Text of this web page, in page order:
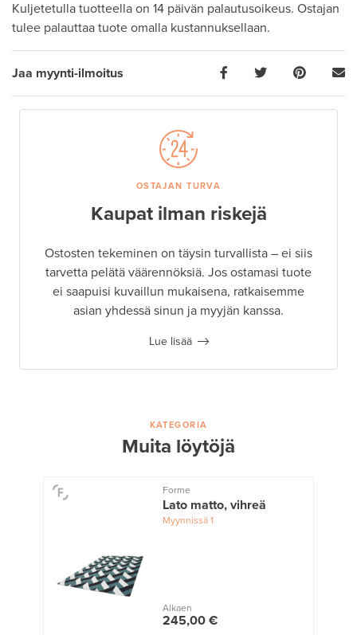
Kuljetetulla tuotteella on 14 päivän palautusoikeus. Ostajan
tulee palauttaa tuote omalla kustannuksellaan.
Jaa myynti-ilmoitus
OSTAJAN TURVA
Kaupat ilman riskejä
Ostosten tekeminen on täysin turvallista – ei siis
tarvetta pelätä väärennöksiä. Jos ostamasi tuote
ei saapuisi kuvaillun mukaisena, ratkaisemme
asian yhdessä sinun ja myyjän kanssa.
Lue lisää
KATEGORIA
Muita löytöjä
Forme
Lato matto, vihreä
Myynnissä1
Alkaen
245,00 €